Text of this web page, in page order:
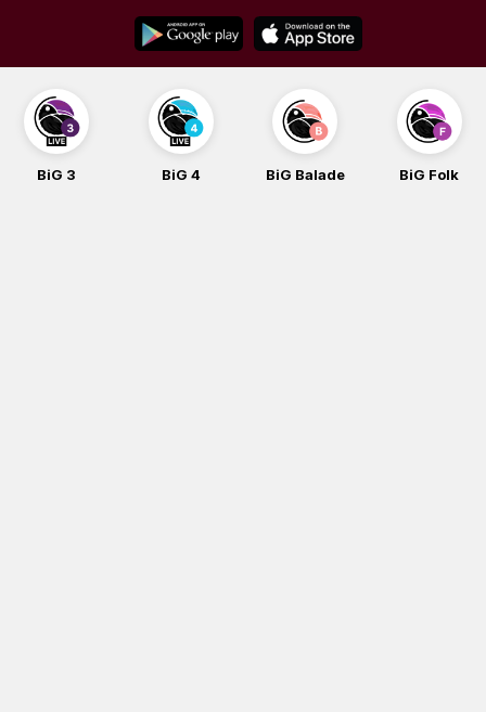
content
BiG 3 BiG 4 BiG Balade BiG Folk